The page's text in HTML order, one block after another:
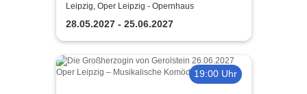
Leipzig, Oper Leipzig - Opernhaus
28.05.2027 - 25.06.2027
19:00 Uhr